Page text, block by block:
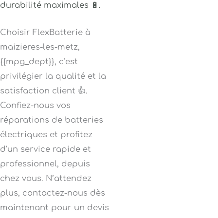
durabilité maximales 🔋.
Choisir FlexBatterie à
maizieres-les-metz,
{{mpg_dept}}, c’est
privilégier la qualité et la
satisfaction client 👍.
Confiez-nous vos
réparations de batteries
électriques et profitez
d’un service rapide et
professionnel, depuis
chez vous. N’attendez
plus, contactez-nous dès
maintenant pour un devis